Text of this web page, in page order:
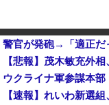
【悲報】茂木敏充外
【速報】れいわ新選